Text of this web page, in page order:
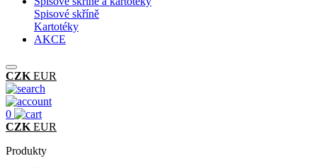
Spisové skříně
Kartotéky
AKCE
CZK EUR
0
CZK EUR
Produkty